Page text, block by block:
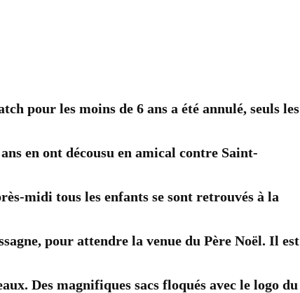
pour les moins de 6 ans a été annulé, seuls les
en ont décousu en amical contre Saint-
midi tous les enfants se sont retrouvés à la
pour attendre la venue du Père Noël. Il est
Des magnifiques sacs floqués avec le logo du